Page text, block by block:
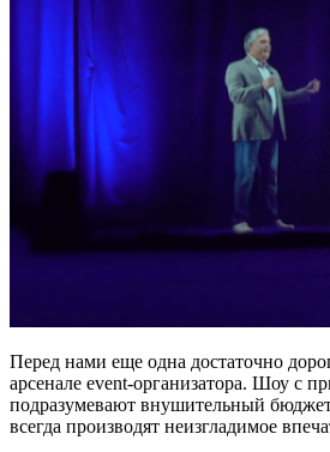
Перед нами еще одна достаточно
арсенале event-организатора. Шоу с
подразумевают внушительный
всегда производят неизгладимое